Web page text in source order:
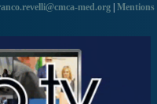
med.org Mentions